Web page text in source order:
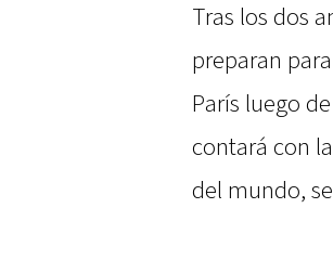
Tras los dos
preparan
París luego
contará con
del mundo,